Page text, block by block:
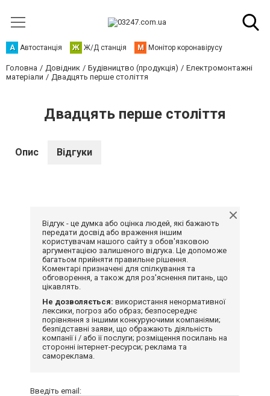
А Автостанція Ж Ж/Д станція М Монітор коронавірусу
Головна Довідник Будівництво (продукція)
Електромонтажні
матеріали
Двадцять перше століття
Двадцять перше століття
Опис Відгуки
Відгук - це думка або оцінка людей, які бажають
передати досвід або враження іншим
користувачам нашого сайту з обов'язковою
аргументацією залишеного відгука. Це допоможе
багатьом прийняти правильне рішення.
Коментарі призначені для спілкування та
обговорення, а також для роз'яснення питань, що
цікавлять.
Не дозволяється: використання ненормативної
лексики, погроз або образ; безпосереднє
порівняння з іншими конкуруючими компаніями;
безпідставні заяви, що ображають діяльність
компанії і / або її послуги; розміщення посилань на
сторонні інтернет-ресурси; реклама та
самореклама.
Введіть email: